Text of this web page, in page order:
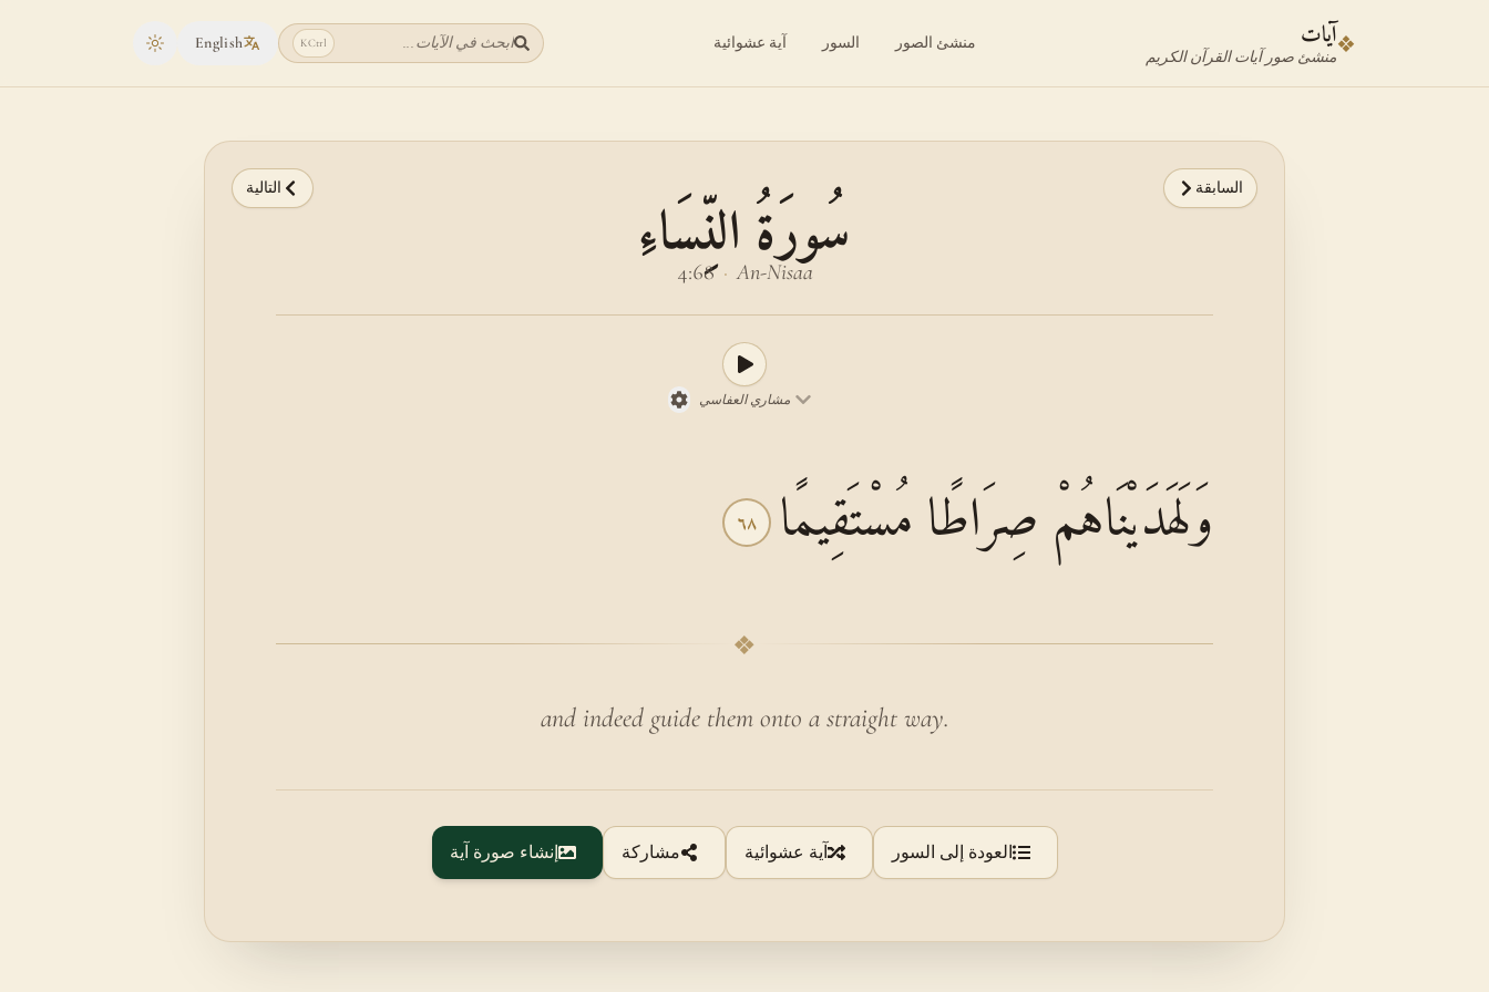
❖آيات
منشئ صور آيات القرآن الكريم
منشئ الصور السور آية عشوائية ابحث في الآيات... Ctrl
K
English
Toggle theme
السابقة التالية
سُورَةُ النِّسَاءِ
An-Nisaa
·
4:68
مشاري العفاسي
وَلَهَدَيْنَاهُمْ صِرَاطًا مُسْتَقِيمًا ٦٨
❖
and indeed guide them onto a straight way.
العودة إلى السور آية عشوائية مشاركة إنشاء صورة آية